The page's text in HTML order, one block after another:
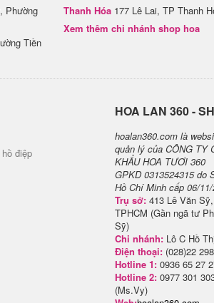
Phường
Tiền
Thanh Hóa 177 Lê Lai, TP Thanh
Xem thêm chi nhánh shop hoa
điệp
H​OA LAN 360 -
hoalan360.com là
quản lý của CÔNG TY
KHẨU HOA TƯƠI 360
GPKD 0313524315 do
Hồ Chí Minh cấp 06/
Trụ sở: 413 Lê Văn
TPHCM (Gần ngã tư
Sỹ)
Chi nhánh: Lô C Hồ
Điện thoại: (028)22
Hotline 1: 0936 65 27
Hotline 2: 0977 301
(Ms.Vy)